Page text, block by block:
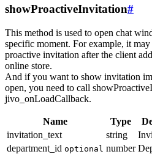
showProactiveInvitation#
This method is used to open chat
specific moment. For example, it
proactive invitation after the client
online store.
And if you want to show invitation
open, you need to call
jivo_onLoadCallback.
Name Type
invitation_text
string
department_id optional number